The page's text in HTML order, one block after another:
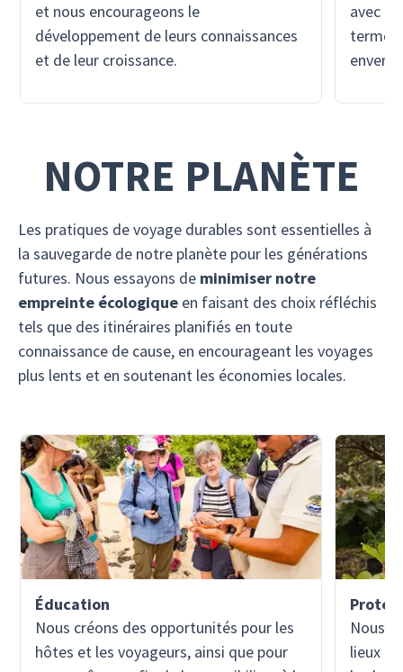
et nous encourageons le
développement de leurs connaissances
et de leur croissance.
avec
terme
envers
NOTRE PLANÈTE
Les pratiques de voyage durables sont essentielles à
la sauvegarde de notre planète pour les générations
futures. Nous essayons de minimiser notre
empreinte écologique en faisant des choix réfléchis
tels que des itinéraires planifiés en toute
connaissance de cause, en encourageant les voyages
plus lents et en soutenant les économies locales.
Éducation
Nous créons des opportunités pour les
hôtes et les voyageurs, ainsi que pour
Nous
lieux